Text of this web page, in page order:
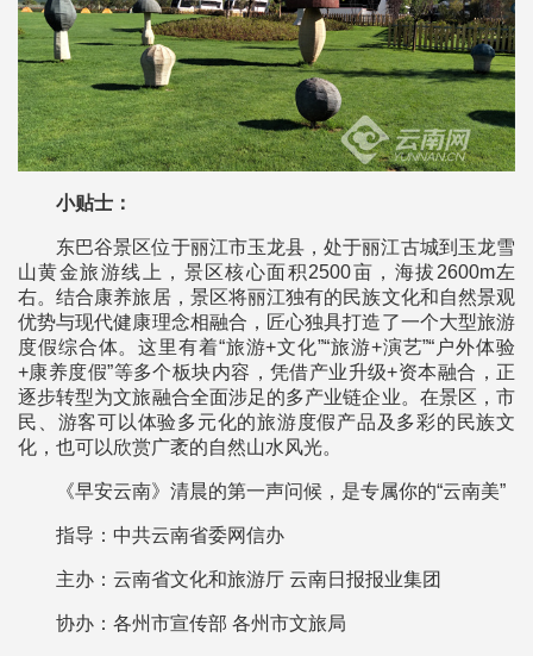
小贴士：
东巴谷景区位于丽江市玉龙县，处于丽江古城到玉龙雪
山黄金旅游线上，景区核心面积2500亩，海拔2600m左
右。结合康养旅居，景区将丽江独有的民族文化和自然景观
优势与现代健康理念相融合，匠心独具打造了一个大型旅游
度假综合体。这里有着“旅游+文化”“旅游+演艺”“户外体验
+康养度假”等多个板块内容，凭借产业升级+资本融合，正
逐步转型为文旅融合全面涉足的多产业链企业。在景区，市
民、游客可以体验多元化的旅游度假产品及多彩的民族文
化，也可以欣赏广袤的自然山水风光。
《早安云南》清晨的第一声问候，是专属你的“云南美”
指导：中共云南省委网信办
主办：云南省文化和旅游厅 云南日报报业集团
协办：各州市宣传部 各州市文旅局